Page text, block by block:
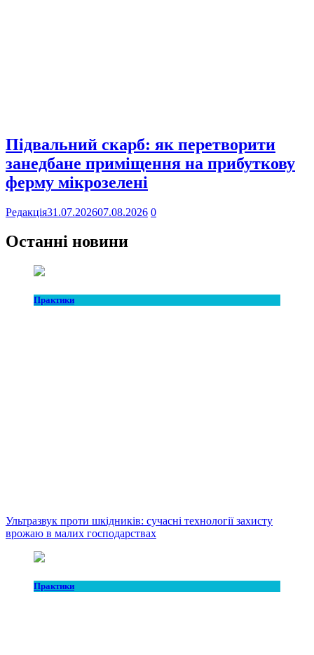
Підвальний скарб: як перетворити
занедбане приміщення на прибуткову
ферму мікрозелені
Редакція31.07.202607.08.2026 0
Останні новини
Практики
Ультразвук проти шкідників: сучасні технології захисту
врожаю в малих господарствах
Практики